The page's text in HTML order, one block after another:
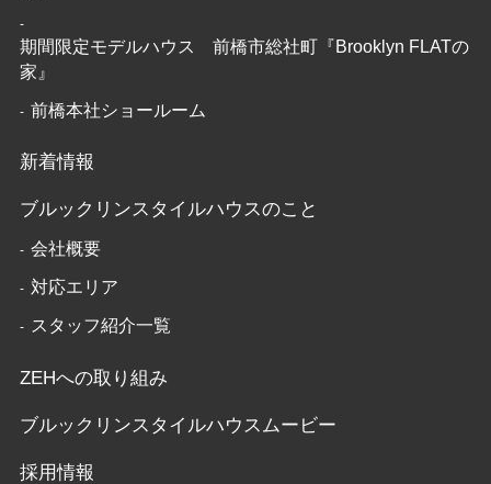
期間限定モデルハウス 前橋市総社町『Brooklyn FLATの
家』
前橋本社ショールーム
新着情報
ブルックリンスタイルハウスのこと
会社概要
対応エリア
スタッフ紹介一覧
ZEHへの取り組み
ブルックリンスタイルハウスムービー
採用情報